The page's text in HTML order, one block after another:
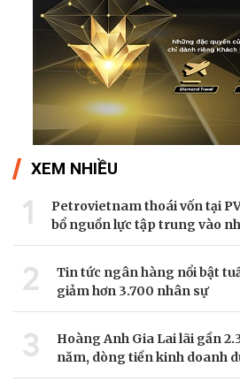
XEM NHIỀU
1
Petrovietnam thoái vốn tại
bổ nguồn lực tập trung vào
2
Tin tức ngân hàng nổi bật
giảm hơn 3.700 nhân sự
3
Hoàng Anh Gia Lai lãi gần
năm, dòng tiền kinh doanh